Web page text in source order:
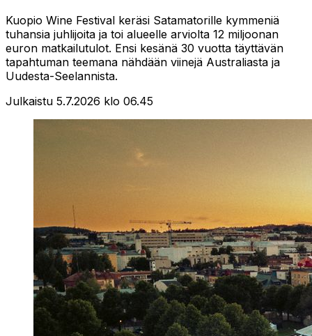
Kuopio Wine Festival keräsi Satamatorille kymmeniä
tuhansia juhlijoita ja toi alueelle arviolta 12 miljoonan
euron matkailutulot. Ensi kesänä 30 vuotta täyttävän
tapahtuman teemana nähdään viinejä Australiasta ja
Uudesta-Seelannista.
Julkaistu 5.7.2026 klo 06.45